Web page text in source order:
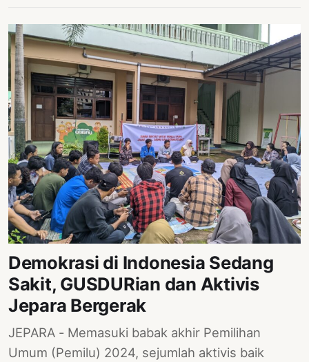
Demokrasi di Indonesia Sedang
Sakit, GUSDURian dan Aktivis
Jepara Bergerak
JEPARA - Memasuki babak akhir Pemilihan
Umum (Pemilu) 2024, sejumlah aktivis baik